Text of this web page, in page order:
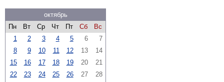
октябрь
Пн
Вт Ср Чт Пт Сб
Вс
1
2 3 4 5 6
7
8
9 10 11 12 13
14
15
16 17 18 19 20
21
22
23 24 25 26 27
28